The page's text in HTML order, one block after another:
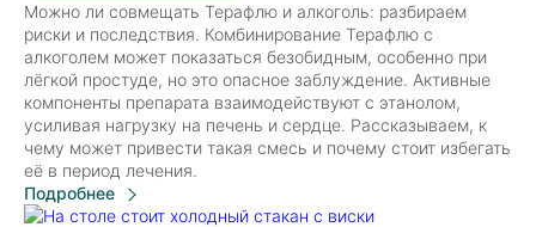
Можно ли совмещать Терафлю и алкоголь: разбираем
риски и последствия. Комбинирование Терафлю с
алкоголем может показаться безобидным, особенно при
лёгкой простуде, но это опасное заблуждение. Активные
компоненты препарата взаимодействуют с этанолом,
усиливая нагрузку на печень и сердце. Рассказываем, к
чему может привести такая смесь и почему стоит избегать
её в период лечения.
Подробнее